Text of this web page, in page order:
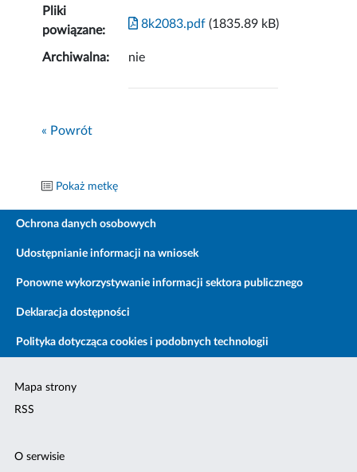
Pliki
powiązane:
8k2083.pdf (1835.89 kB)
Archiwalna: nie
« Powrót
Pokaż metkę
Ochrona danych osobowych
Udostępnianie informacji na wniosek
Ponowne wykorzystywanie informacji sektora publicznego
Deklaracja dostępności
Polityka dotycząca cookies i podobnych technologii
Mapa strony
RSS
O serwisie